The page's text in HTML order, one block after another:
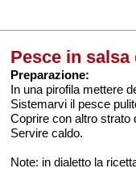
Pesce in
Preparazione:
In una pirofila mettere
Sistemarvi il pesce
Coprire con altro strato
Servire caldo.
Note: in dialetto la